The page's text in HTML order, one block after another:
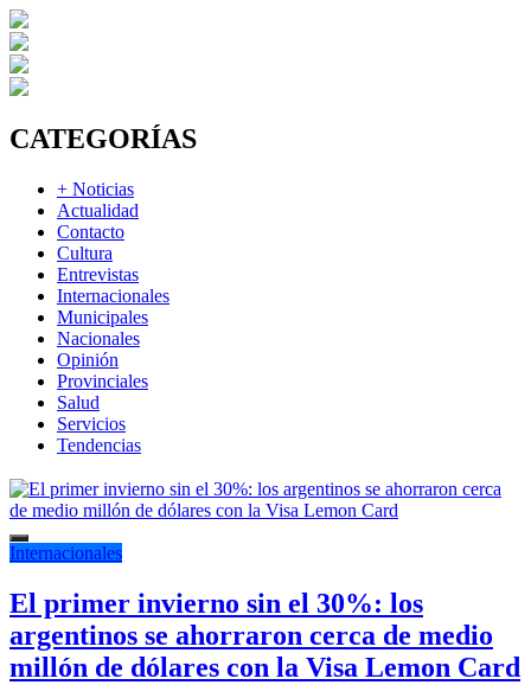
CATEGORÍAS
+ Noticias
Actualidad
Contacto
Cultura
Entrevistas
Internacionales
Municipales
Nacionales
Opinión
Provinciales
Salud
Servicios
Tendencias
Internacionales
El primer invierno sin el 30%: los
argentinos se ahorraron cerca de medio
millón de dólares con la Visa Lemon Card